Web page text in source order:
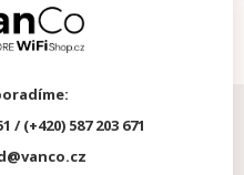
/ (+420) 587 203 671